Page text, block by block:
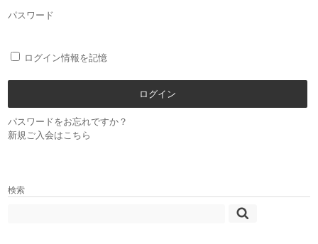
パスワード
ログイン情報を記憶
パスワードをお忘れですか？
新規ご入会はこちら
検索